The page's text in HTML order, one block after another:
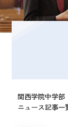
関西学院中学部
ニュース記事一